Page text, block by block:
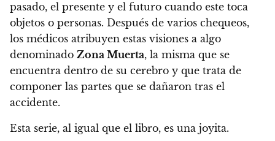
pasado, el presente y el futuro cuando este toca
objetos o personas. Después de varios chequeos,
los médicos atribuyen estas visiones a algo
denominado Zona Muerta, la misma que se
encuentra dentro de su cerebro y que trata de
componer las partes que se dañaron tras el
accidente.
Esta serie, al igual que el libro, es una joyita.